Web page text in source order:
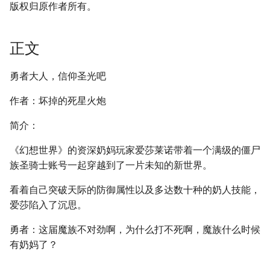
版权归原作者所有。
正文
勇者大人，信仰圣光吧
作者：坏掉的死星火炮
简介：
《幻想世界》的资深奶妈玩家爱莎莱诺带着一个满级的僵尸
族圣骑士账号一起穿越到了一片未知的新世界。
看着自己突破天际的防御属性以及多达数十种的奶人技能，
爱莎陷入了沉思。
勇者：这届魔族不对劲啊，为什么打不死啊，魔族什么时候
有奶妈了？